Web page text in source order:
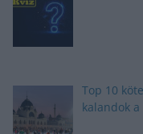
Top 10
kalandok